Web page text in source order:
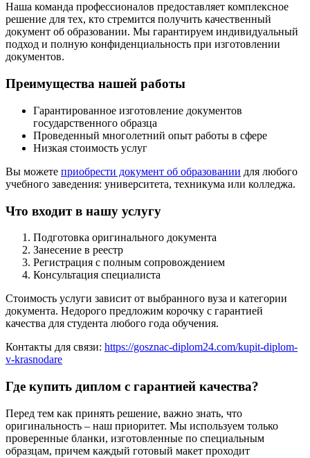
Наша команда профессионалов предоставляет комплексное
решение для тех, кто стремится получить качественный
документ об образовании. Мы гарантируем индивидуальный
подход и полную конфиденциальность при изготовлении
документов.
Преимущества нашей работы
Гарантированное изготовление документов
государственного образца
Проведенный многолетний опыт работы в сфере
Низкая стоимость услуг
Вы можете приобрести документ об образовании для любого
учебного заведения: университета, техникума или колледжа.
Что входит в нашу услугу
Подготовка оригинального документа
Занесение в реестр
Регистрация с полным сопровождением
Консультация специалиста
Стоимость услуги зависит от выбранного вуза и категории
документа. Недорого предложим корочку с гарантией
качества для студента любого года обучения.
Контакты для связи: https://gosznac-diplom24.com/kupit-diplom-
v-krasnodare
Где купить диплом с гарантией качества?
Перед тем как принять решение, важно знать, что
оригинальность – наш приоритет. Мы используем только
проверенные бланки, изготовленные по специальным
образцам, причем каждый готовый макет проходит